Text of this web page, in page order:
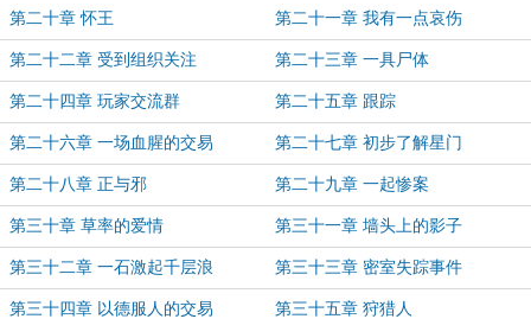
第二十章 怀王 第二十一章 我有一点哀伤
第二十二章 受到组织关注 第二十三章 一具尸体
第二十四章 玩家交流群 第二十五章 跟踪
第二十六章 一场血腥的交易 第二十七章 初步了解星门
第二十八章 正与邪 第二十九章 一起惨案
第三十章 草率的爱情 第三十一章 墙头上的影子
第三十二章 一石激起千层浪 第三十三章 密室失踪事件
第三十四章 以德服人的交易 第三十五章 狩猎人